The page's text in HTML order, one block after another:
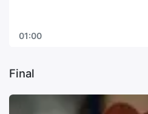
01:00
Final